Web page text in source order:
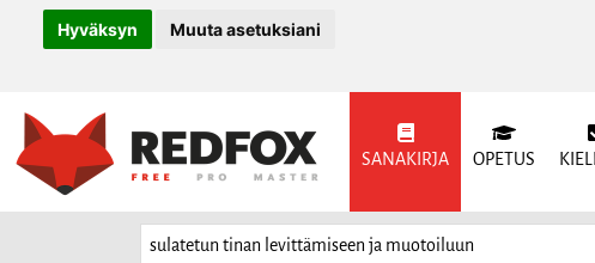
Hyväksyn Muuta asetuksiani
SANAKIRJA OPETUS